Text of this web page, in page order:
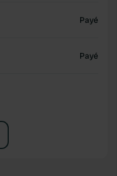
Payé
Payé